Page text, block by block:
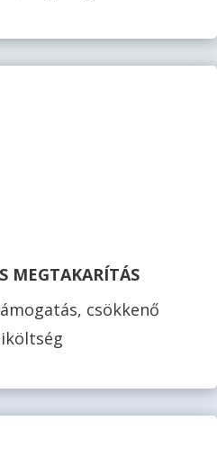
MEGTAKARÍTÁS
csökkenő